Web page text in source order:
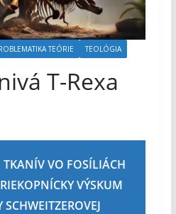
m
TEÓRIE TEOLÓGIA
T-Rexa
TKANÍV VO FOSÍLIÁCH
VÝSKUM